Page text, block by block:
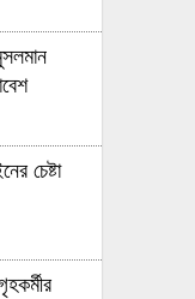
চেষ্টা